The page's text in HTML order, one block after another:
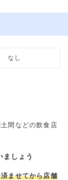
なし
間などの飲食店
しょう
ませてから店舗